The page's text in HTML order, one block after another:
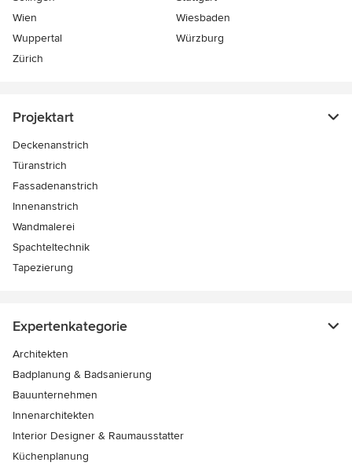
Wien
Wiesbaden
Wuppertal
Würzburg
Zürich
Projektart
Deckenanstrich
Türanstrich
Fassadenanstrich
Innenanstrich
Wandmalerei
Spachteltechnik
Tapezierung
Expertenkategorie
Architekten
Badplanung & Badsanierung
Bauunternehmen
Innenarchitekten
Interior Designer & Raumausstatter
Küchenplanung